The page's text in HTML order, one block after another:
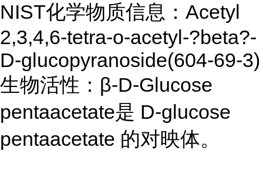
NIST化学物质信息：Acetyl
2,3,4,6-tetra-o-acetyl-?beta?-
D-glucopyranoside(604-69-3)
生物活性：β-D-Glucose
pentaacetate是 D-glucose
pentaacetate 的对映体。